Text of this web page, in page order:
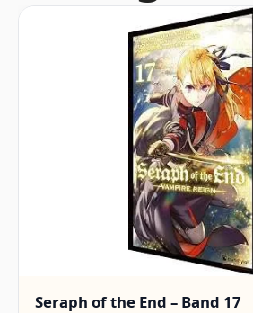
Seraph of the End – Band 17